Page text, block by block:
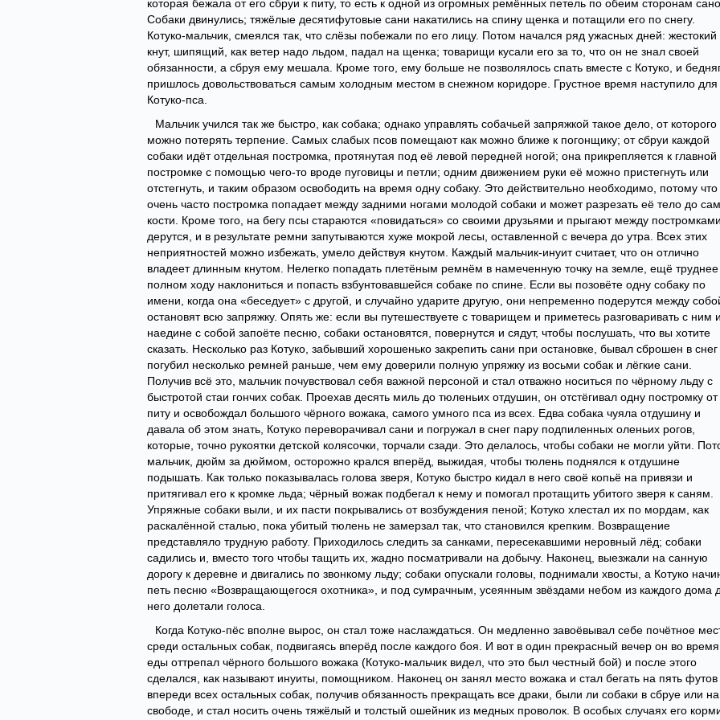
которая бежала от его сбруи к питу, то есть к одной из огромных ремённых петель по обеим сторонам
Собаки двинулись; тяжёлые десятифутовые сани накатились на спину щенка и потащили его по снегу.
Котуко-мальчик, смеялся так, что слёзы побежали по его лицу. Потом начался ряд ужасных дней: жестокий
кнут, шипящий, как ветер надо льдом, падал на щенка; товарищи кусали его за то, что он не знал своей
обязанности, а сбруя ему мешала. Кроме того, ему больше не позволялось спать вместе с Котуко, и
пришлось довольствоваться самым холодным местом в снежном коридоре. Грустное время наступило для
Котуко-пса.
Мальчик учился так же быстро, как собака; однако управлять собачьей запряжкой такое дело, от которого
можно потерять терпение. Самых слабых псов помещают как можно ближе к погонщику; от сбруи каждой
собаки идёт отдельная постромка, протянутая под её левой передней ногой; она прикрепляется к главной
постромке с помощью чего-то вроде пуговицы и петли; одним движением руки её можно пристегнуть или
отстегнуть, и таким образом освободить на время одну собаку. Это действительно необходимо, потому что
очень часто постромка попадает между задними ногами молодой собаки и может разрезать её тело до
кости. Кроме того, на бегу псы стараются «повидаться» со своими друзьями и прыгают между постромками,
дерутся, и в результате ремни запутываются хуже мокрой лесы, оставленной с вечера до утра. Всех этих
неприятностей можно избежать, умело действуя кнутом. Каждый мальчик-инуит считает, что он отлично
владеет длинным кнутом. Нелегко попадать плетёным ремнём в намеченную точку на земле, ещё труднее
полном ходу наклониться и попасть взбунтовавшейся собаке по спине. Если вы позовёте одну собаку по
имени, когда она «беседует» с другой, и случайно ударите другую, они непременно подерутся между
остановят всю запряжку. Опять же: если вы путешествуете с товарищем и приметесь разговаривать с ним
наедине с собой запоёте песню, собаки остановятся, повернутся и сядут, чтобы послушать, что вы хотите
сказать. Несколько раз Котуко, забывший хорошенько закрепить сани при остановке, бывал сброшен в снег
погубил несколько ремней раньше, чем ему доверили полную упряжку из восьми собак и лёгкие сани.
Получив всё это, мальчик почувствовал себя важной персоной и стал отважно носиться по чёрному льду с
быстротой стаи гончих собак. Проехав десять миль до тюленьих отдушин, он отстёгивал одну постромку от
питу и освобождал большого чёрного вожака, самого умного пса из всех. Едва собака чуяла отдушину и
давала об этом знать, Котуко переворачивал сани и погружал в снег пару подпиленных оленьих рогов,
которые, точно рукоятки детской колясочки, торчали сзади. Это делалось, чтобы собаки не могли уйти.
мальчик, дюйм за дюймом, осторожно крался вперёд, выжидая, чтобы тюлень поднялся к отдушине
подышать. Как только показывалась голова зверя, Котуко быстро кидал в него своё копьё на привязи и
притягивал его к кромке льда; чёрный вожак подбегал к нему и помогал протащить убитого зверя к саням.
Упряжные собаки выли, и их пасти покрывались от возбуждения пеной; Котуко хлестал их по мордам, как
раскалённой сталью, пока убитый тюлень не замерзал так, что становился крепким. Возвращение
представляло трудную работу. Приходилось следить за санками, пересекавшими неровный лёд; собаки
садились и, вместо того чтобы тащить их, жадно посматривали на добычу. Наконец, выезжали на санную
дорогу к деревне и двигались по звонкому льду; собаки опускали головы, поднимали хвосты, а Котуко
петь песню «Возвращающегося охотника», и под сумрачным, усеянным звёздами небом из каждого дома
него долетали голоса.
Когда Котуко-пёс вполне вырос, он стал тоже наслаждаться. Он медленно завоёвывал себе почётное
среди остальных собак, подвигаясь вперёд после каждого боя. И вот в один прекрасный вечер он во время
еды оттрепал чёрного большого вожака (Котуко-мальчик видел, что это был честный бой) и после этого
сделался, как называют инуиты, помощником. Наконец он занял место вожака и стал бегать на пять футов
впереди всех остальных собак, получив обязанность прекращать все драки, были ли собаки в сбруе или на
свободе, и стал носить очень тяжёлый и толстый ошейник из медных проволок. В особых случаях его